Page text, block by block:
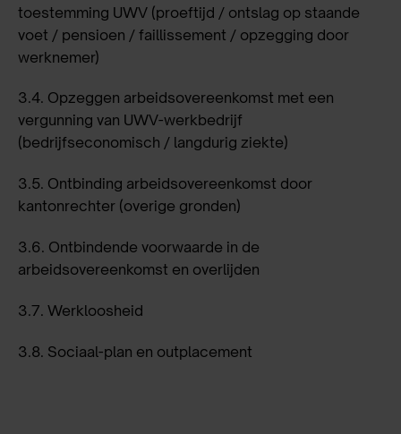
toestemming UWV (proeftijd / ontslag op staande
voet / pensioen / faillissement / opzegging door
werknemer)
3.4. Opzeggen arbeidsovereenkomst met een
vergunning van UWV-werkbedrijf
(bedrijfseconomisch / langdurig ziekte)
3.5. Ontbinding arbeidsovereenkomst door
kantonrechter (overige gronden)
3.6. Ontbindende voorwaarde in de
arbeidsovereenkomst en overlijden
3.7. Werkloosheid
3.8. Sociaal-plan en outplacement